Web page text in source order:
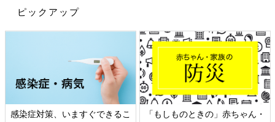
ピックアップ
日本外来小児科学会リーフレッ
六星占術 細木かおりさんの人生